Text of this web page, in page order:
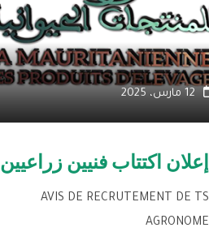
12 مارس، 2025
إعلان اكتتاب فنيين زراعيين
AVIS DE RECRUTEMENT DE TS
AGRONOME